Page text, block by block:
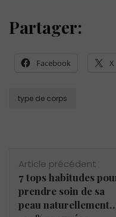
Partager:
Facebook X
type de corps
d'article
Article précédent
7 tops habitudes
prendre soin de sa
peau